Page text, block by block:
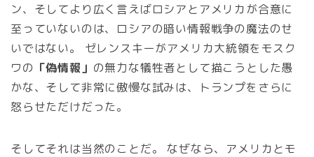
ン、そしてより広く言えばロシアとアメリカが合意に
至っていないのは、ロシアの暗い情報戦争の魔法のせ
いではない。 ゼレンスキーがアメリカ大統領をモスク
ワの 「偽情報」 の無力な犠牲者として描こうとした愚
かな、そして非常に傲慢な試みは、トランプをさらに
怒らせただけだった。
そしてそれは当然のことだ。 なぜなら、アメリカとモ